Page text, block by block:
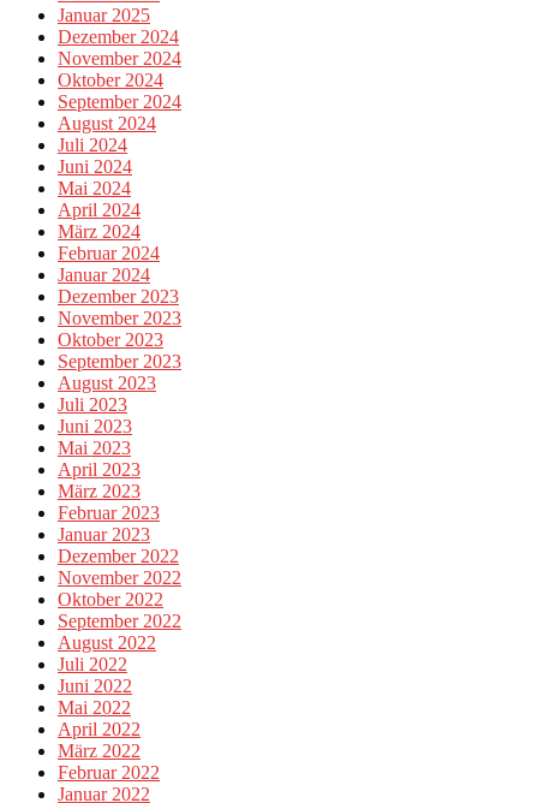
Januar 2025
Dezember 2024
November 2024
Oktober 2024
September 2024
August 2024
Juli 2024
Juni 2024
Mai 2024
April 2024
März 2024
Februar 2024
Januar 2024
Dezember 2023
November 2023
Oktober 2023
September 2023
August 2023
Juli 2023
Juni 2023
Mai 2023
April 2023
März 2023
Februar 2023
Januar 2023
Dezember 2022
November 2022
Oktober 2022
September 2022
August 2022
Juli 2022
Juni 2022
Mai 2022
April 2022
März 2022
Februar 2022
Januar 2022